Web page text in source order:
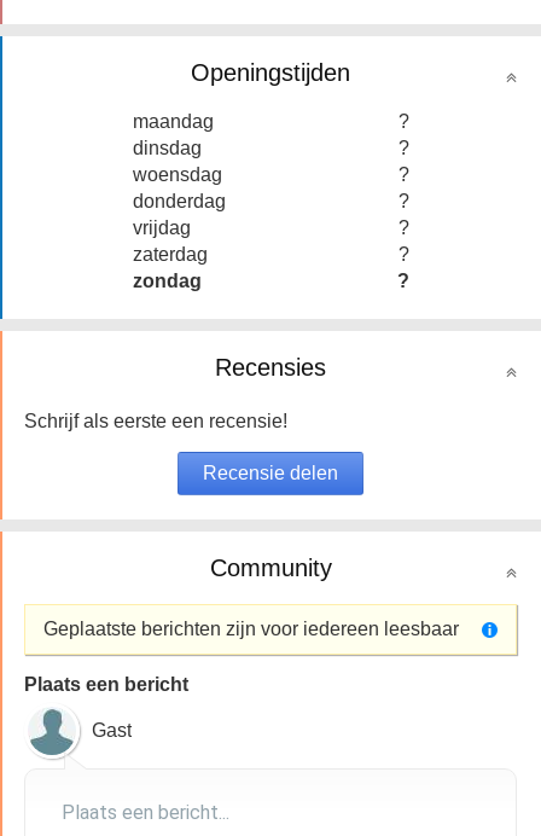
Openingstijden
maandag
?
dinsdag
?
woensdag
?
donderdag
?
vrijdag
?
zaterdag
?
zondag
?
Recensies
Schrijf als eerste een recensie!
Community
Geplaatste berichten zijn voor iedereen leesbaar
Plaats een bericht
Gast